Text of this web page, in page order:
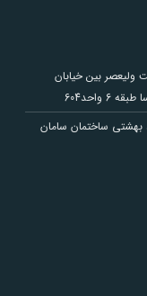
ولیعصر بین خیابان
بهشتی ساختمان سامان